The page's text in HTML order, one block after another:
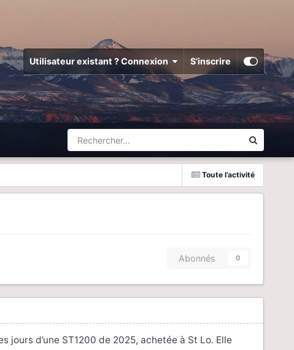
Utilisateur existant ? Connexion S’inscrire
Toute l’activité
Abonnés 0
jours d’une ST1200 de 2025, achetée à St Lo. Elle